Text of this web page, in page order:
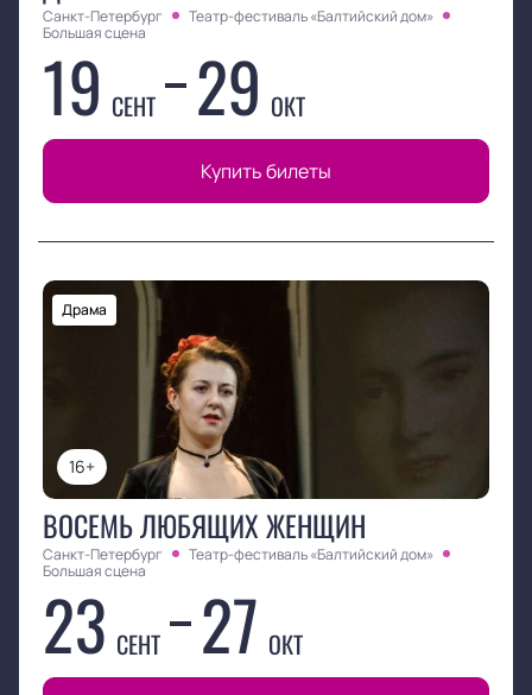
Санкт-Петербург
Театр-фестиваль «Балтийский дом»
Большая сцена
19 СЕНТ 29 ОКТ
Купить билеты
16+
Драма
ВОСЕМЬ ЛЮБЯЩИХ ЖЕНЩИН
Санкт-Петербург
Театр-фестиваль «Балтийский дом»
Большая сцена
23 СЕНТ 27 ОКТ